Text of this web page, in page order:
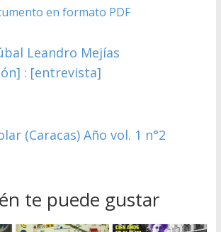
en formato PDF
Leandro Mejías
: [entrevista]
(Caracas) Año vol. 1 n°2
te puede gustar